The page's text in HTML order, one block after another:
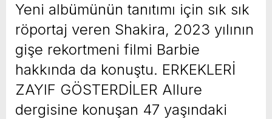
Yeni albümünün tanıtımı için sık sık
röportaj veren Shakira, 2023 yılının
gişe rekortmeni filmi Barbie
hakkında da konuştu. ERKEKLERİ
ZAYIF GÖSTERDİLER Allure
dergisine konuşan 47 yaşındaki